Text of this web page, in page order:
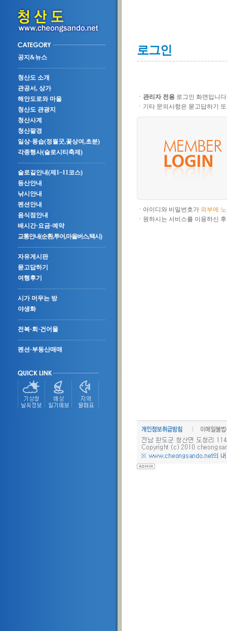
공지&뉴스
청산도 소개
관공서, 상가
해안도로와 마을
청산도 관광지
청산사계
청산팔경
일상·풍습(정월굿,꽃상여,초분)
각종행사(슬로시티축제)
슬로길안내(제1~11코스)
등산안내
낚시안내
펜션안내
음식점안내
배시간·요금·예약
교통안내(순환,투어,마을버스,택시)
자유게시판
묻고답하기
여행후기
시가 머무는 방
야생화
전복·회·건어물
펜션·부동산매매
로그인
ㆍ 관리자 전용 로그인 화면입니
ㆍ 기타 문의사항은 묻고답하기
ㆍ 아이디와 비밀번호가 외부에
ㆍ 원하시는 서비스를 이용하신